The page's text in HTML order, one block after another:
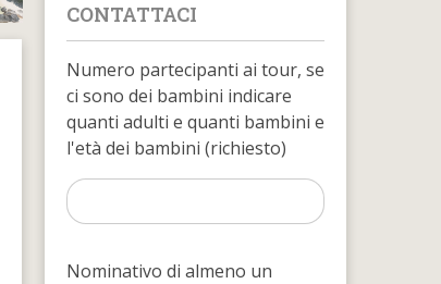
CONTATTACI
Numero partecipanti ai tour, se
ci sono dei bambini indicare
quanti adulti e quanti bambini e
l'età dei bambini (richiesto)
Nominativo di almeno un